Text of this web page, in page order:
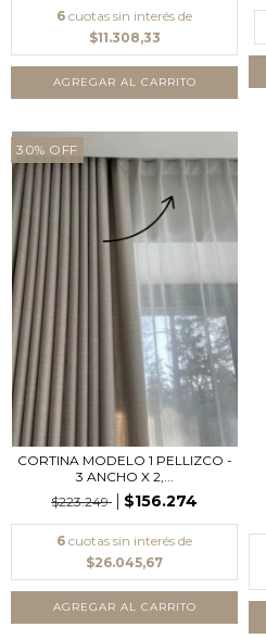
6 cuotas sin interés de
$11.308,33
AGREGAR AL CARRITO
30% OFF
CORTINA MODELO 1 PELLIZCO -
3 ANCHO X 2,...
$223.249
$156.274
6 cuotas sin interés de
$26.045,67